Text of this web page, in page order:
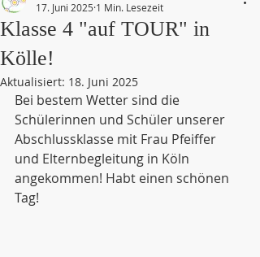
Klasse 4 "auf TOUR" in
Kölle!
17. Juni 2025 1 Min. Lesezeit
Aktualisiert: 18. Juni 2025
Bei bestem Wetter sind die
Schülerinnen und Schüler unserer
Abschlussklasse mit Frau Pfeiffer
und Elternbegleitung in Köln
angekommen! Habt einen schönen
Tag!